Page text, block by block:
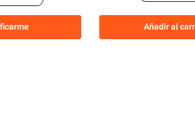
Añadir al